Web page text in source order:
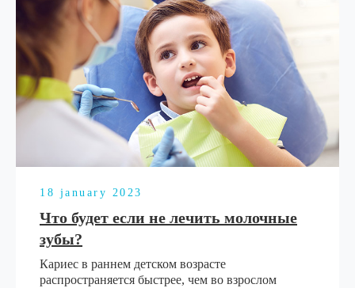
18 january 2023
Что будет если не лечить молочные
зубы?
Кариес в раннем детском возрасте
распространяется быстрее, чем во взрослом